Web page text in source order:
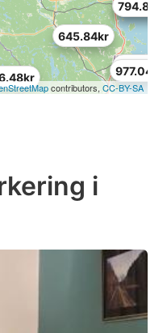
587.88kr
645.84kr
687.24kr
794.88kr
977.04kr
contributors, CC-BY-SA
i